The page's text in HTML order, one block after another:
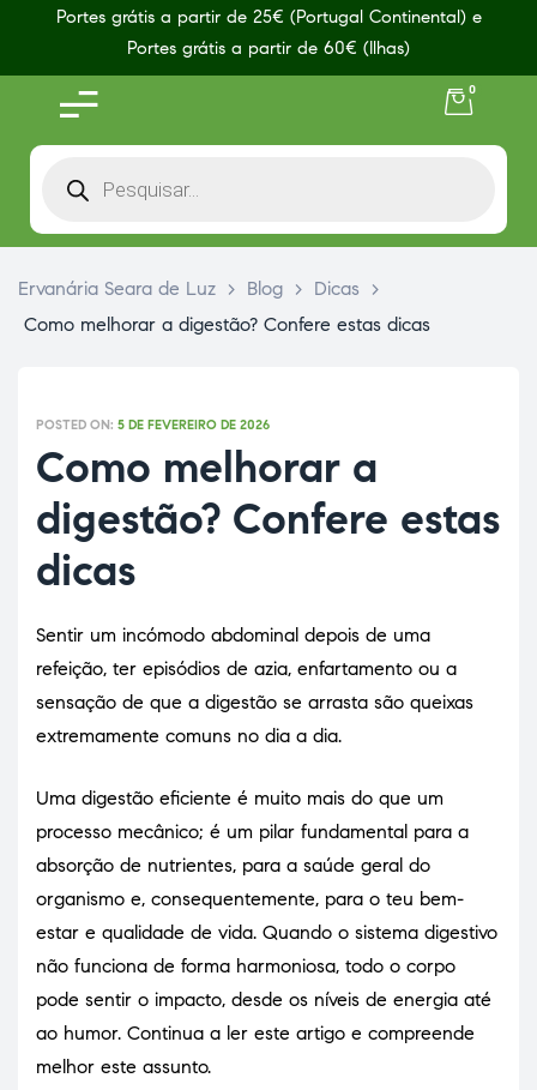
Portes grátis a partir de 25€ (Portugal Continental) e
Portes grátis a partir de 60€ (Ilhas)
0
Ervanária Seara de Luz > Blog > Dicas
>
Como melhorar a digestão? Confere estas dicas
POSTED ON: 5 DE FEVEREIRO DE 2026
Como melhorar a
digestão? Confere estas
dicas
Sentir um incómodo abdominal depois de uma
refeição, ter episódios de azia, enfartamento ou a
sensação de que a digestão se arrasta são queixas
extremamente comuns no dia a dia.
Uma digestão eficiente é muito mais do que um
processo mecânico; é um pilar fundamental para a
absorção de nutrientes, para a saúde geral do
organismo e, consequentemente, para o teu bem-
estar e qualidade de vida. Quando o sistema digestivo
não funciona de forma harmoniosa, todo o corpo
pode sentir o impacto, desde os níveis de energia até
ao humor. Continua a ler este artigo e compreende
melhor este assunto.